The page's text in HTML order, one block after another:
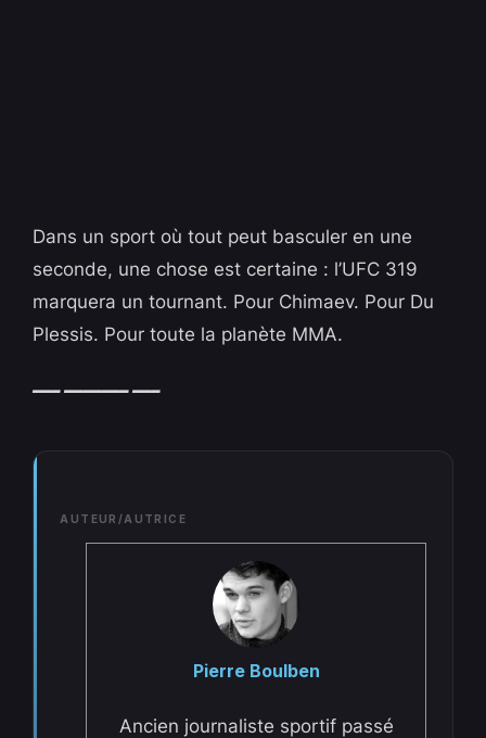
Dans un sport où tout peut basculer en une
seconde, une chose est certaine : l’UFC 319
marquera un tournant. Pour Chimaev. Pour Du
Plessis. Pour toute la planète MMA.
—– ———– —–
AUTEUR/AUTRICE
Pierre Boulben
Ancien journaliste sportif passé